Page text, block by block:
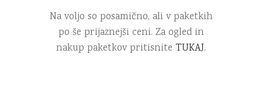
Na voljo so posamično, ali v paketkih
po še prijaznejši ceni. Za ogled in
nakup paketkov pritisnite TUKAJ.